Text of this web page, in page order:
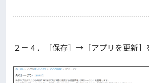
２－４．［保存］→［アプリを更新］